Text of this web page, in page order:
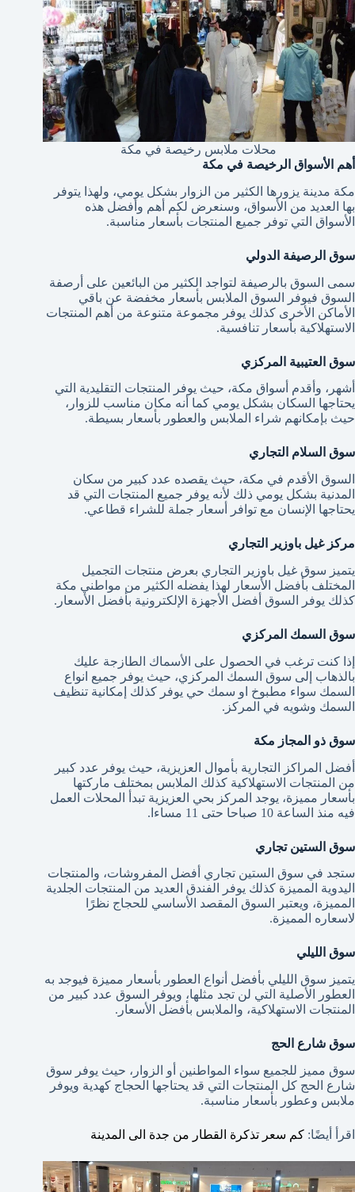
محلات ملابس رخيصة في مكة
أهم الأسواق الرخيصة في مكة
مكة مدينة يزورها الكثير من الزوار بشكل يومي، ولهذا يتوفر
بها العديد من الأسواق، وسنعرض لكم أهم وأفضل هذه
الأسواق التي توفر جميع المنتجات بأسعار مناسبة.
سوق الرصيفة الدولي
سمى السوق بالرصيفة لتواجد الكثير من البائعين على أرصفة
السوق فيوفر السوق الملابس بأسعار مخفضة عن باقي
الأماكن الأخرى كذلك يوفر مجموعة متنوعة من أهم المنتجات
الاستهلاكية بأسعار تنافسية.
سوق العتيبية المركزي
أشهر، وأقدم أسواق مكة، حيث يوفر المنتجات التقليدية التي
يحتاجها السكان بشكل يومي كما أنه مكان مناسب للزوار،
حيث بإمكانهم شراء الملابس والعطور بأسعار بسيطة.
سوق السلام التجاري
السوق الأقدم في مكة، حيث يقصده عدد كبير من سكان
المدنية بشكل يومي ذلك لأنه يوفر جميع المنتجات التي قد
يحتاجها الإنسان مع توافر أسعار جملة للشراء قطاعي.
مركز غيل باوزير التجاري
يتميز سوق غيل باوزير التجاري بعرض منتجات التجميل
المختلف بأفضل الأسعار لهذا يفضله الكثير من مواطني مكة
كذلك يوفر السوق أفضل الأجهزة الإلكترونية بأفضل الأسعار.
سوق السمك المركزي
إذا كنت ترغب في الحصول على الأسماك الطازجة عليك
بالذهاب إلى سوق السمك المركزي، حيث يوفر جميع انواع
السمك سواء مطبوخ او سمك حي يوفر كذلك إمكانية تنظيف
السمك وشويه في المركز.
سوق ذو المجاز مكة
أفضل المراكز التجارية بأموال العزيزية، حيث يوفر عدد كبير
من المنتجات الاستهلاكية كذلك الملابس بمختلف ماركتها
بأسعار مميزة، يوجد المركز بحي العزيزية تبدأ المحلات العمل
فيه منذ الساعة 10 صباحا حتى 11 مساءا.
سوق الستين تجاري
ستجد في سوق الستين تجاري أفضل المفروشات، والمنتجات
اليدوية المميزة كذلك يوفر الفندق العديد من المنتجات الجلدية
المميزة، ويعتبر السوق المقصد الأساسي للحجاج نظرًا
لاسعاره المميزة.
سوق الليلي
يتميز سوق الليلي بأفضل أنواع العطور بأسعار مميزة فيوجد به
العطور الأصلية التي لن تجد مثلها، ويوفر السوق عدد كبير من
المنتجات الاستهلاكية، والملابس بأفضل الأسعار.
سوق شارع الحج
سوق مميز للجميع سواء المواطنين أو الزوار، حيث يوفر سوق
شارع الحج كل المنتجات التي قد يحتاجها الحجاج كهدية ويوفر
ملابس وعطور بأسعار مناسبة.
اقرأ أيضًا: كم سعر تذكرة القطار من جدة الى المدينة